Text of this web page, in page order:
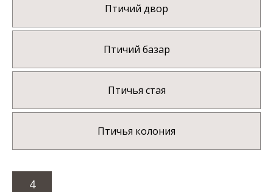
Птичий двор
Птичий базар
Птичья стая
Птичья колония
4